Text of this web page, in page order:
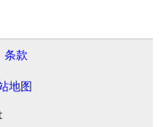
条款
地图